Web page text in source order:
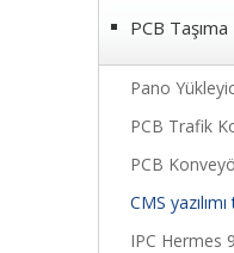
PCB
Pano
PCB Trafik
PCB
CMS yazılımı
IPC Hermes